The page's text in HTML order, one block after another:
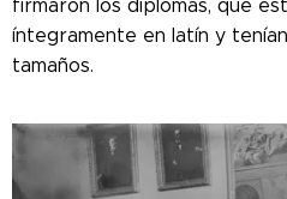
firmaron los diplomas, que
íntegramente en latín y
tamaños.